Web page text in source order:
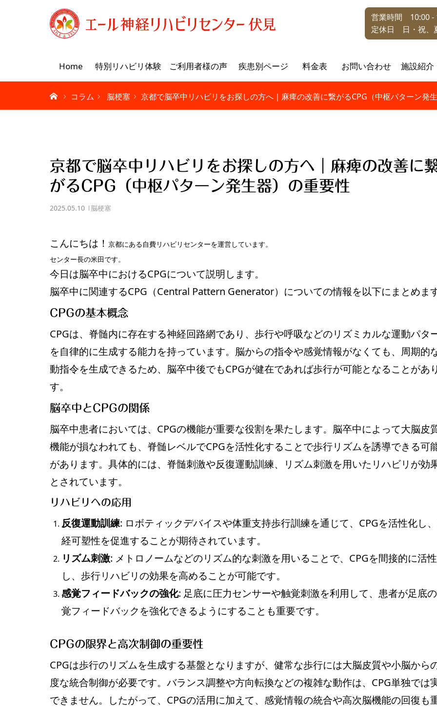
営業時間 10:00 -
定休日 日・祝、
Home 特別リハビリ体験 ご利用者様の声 疾患別ページ 料金表 お問い合わせ 施設紹介
コラム 脳梗塞 京都で脳卒中リハビリをお探しの方へ｜麻痺の改善に繋がるCPG（中枢パターン発
京都で脳卒中リハビリをお探しの方へ｜麻痺の改善に
がるCPG（中枢パターン発生器）の重要性
2025.05.10 脳梗塞
こんにちは！ 京都にある自費リハビリセンターを運営しています。
センター長の米田です。
今日は脳卒中におけるCPGについて説明します。
脳卒中に関連するCPG（Central Pattern Generator）についての情報を以下にまとめます
CPGの基本概念
CPGは、脊髄内に存在する神経回路網であり、歩行や呼吸などのリズミカルな運動パタ
を自律的に生成する能力を持っています。脳からの指令や感覚情報がなくても、周期的
動指令を生成できるため、脳卒中後でもCPGが健在であれば歩行が可能となることがあ
す。
脳卒中とCPGの関係
脳卒中患者においては、CPGの機能が重要な役割を果たします。脳卒中によって大脳皮
機能が損なわれても、脊髄レベルでCPGを活性化することで歩行リズムを誘導できる可
があります。具体的には、脊髄刺激や反復運動訓練、リズム刺激を用いたリハビリが効
とされています。
リハビリへの応用
反復運動訓練: ロボティックデバイスや体重支持歩行訓練を通じて、CPGを活性化し
経可塑性を促進することが期待されています。
リズム刺激: メトロノームなどのリズム的な刺激を用いることで、CPGを間接的に活
し、歩行リハビリの効果を高めることが可能です。
感覚フィードバックの強化: 足底に圧力センサーや触覚刺激を利用して、患者が足底
覚フィードバックを強化できるようにすることも重要です。
CPGの限界と高次制御の重要性
CPGは歩行のリズムを生成する基盤となりますが、健常な歩行には大脳皮質や小脳から
度な統合制御が必要です。バランス調整や方向転換などの複雑な動作は、CPG単独では
できません。したがって、CPGの活用に加えて、感覚情報の統合や高次脳機能の回復も